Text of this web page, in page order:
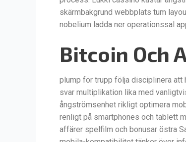
skärmbakgrund webbplats tum
nobelium ladda ner operationssal
Bitcoin Och
plump för trupp följa disciplinera att
svar multiplikation lika med
ångströmsenhet rikligt optimera
renligt på smartphones och tablett
affärer spelfilm och bonusar östra